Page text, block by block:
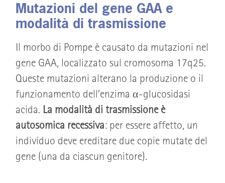
Mutazioni del gene GAA e
modalità di trasmissione
Il morbo di Pompe è causato da mutazioni nel
gene GAA, localizzato sul cromosoma 17q25.
Queste mutazioni alterano la produzione o il
funzionamento dell’enzima α-glucosidasi
acida. La modalità di trasmissione è
autosomica recessiva: per essere affetto, un
individuo deve ereditare due copie mutate del
gene (una da ciascun genitore).